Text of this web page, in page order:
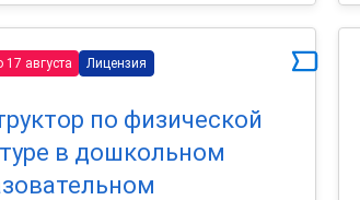
17 августа Лицензия
по физической
в дошкольном